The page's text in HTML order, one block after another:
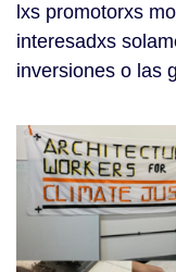
lxs promotorxs
interesadxs
inversiones o las